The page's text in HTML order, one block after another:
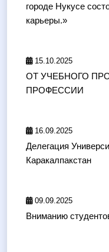
городе Нукусе
карьеры.»
15.10.2025
ОТ УЧЕБНОГО
ПРОФЕССИИ
16.09.2025
Делегация
Каракалпакстан
09.09.2025
Вниманию